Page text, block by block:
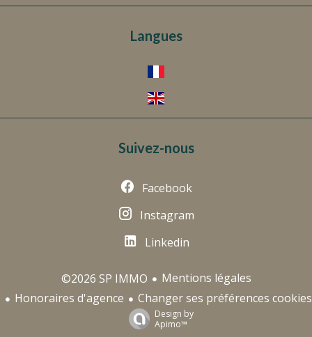
Langues
Suivez-nous
Facebook
Instagram
Linkedin
©2026 SP IMMO
Mentions légales
Honoraires d'agence
Changer ses préférences cookies
Design by
Apimo™